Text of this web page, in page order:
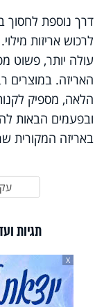
דרך נוספת לחסוך
לרכוש אריזות
עולה יותר, פשוט
האריזה. במוצרים
הלאה, מספיק
ובפעמים הבאות
באריזה המקורית
תגיות
X